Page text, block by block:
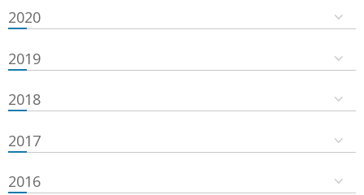
2020
2019
2018
2017
2016